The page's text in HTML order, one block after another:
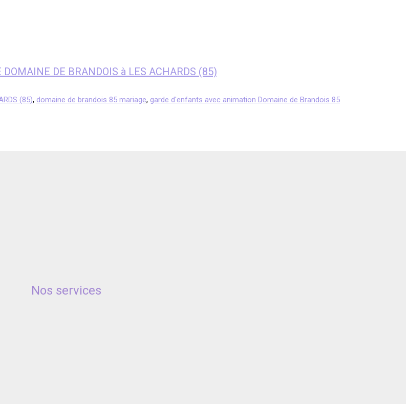
DE BRANDOIS à LES ACHARDS (85)
(85), domaine de brandois 85 mariage, garde d'enfants avec animation Domaine de Brandois 85
Nos services